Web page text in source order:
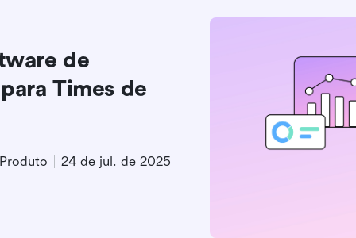
de
Times de
24 de jul. de 2025